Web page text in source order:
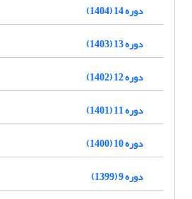
دوره 14 (1404)
دوره 13 (1403)
دوره 12 (1402)
دوره 11 (1401)
دوره 10 (1400)
دوره 9 (1399)